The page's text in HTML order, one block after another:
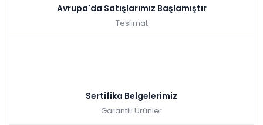
Avrupa'da Satışlarımız Başlamıştır
Teslimat
Sertifika Belgelerimiz
Garantili Ürünler